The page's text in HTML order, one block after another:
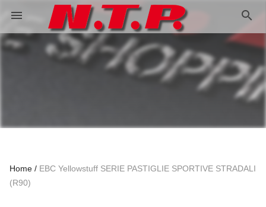
menu search
Home
EBC Yellowstuff SERIE PASTIGLIE SPORTIVE STRADALI
(R90)